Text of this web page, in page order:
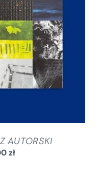
SZCZEGÓŁY
AUTORSKI
zł